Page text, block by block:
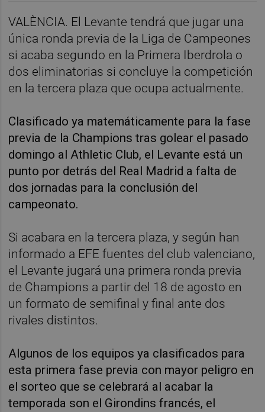
VALÈNCIA. El Levante tendrá que jugar una
única ronda previa de la Liga de Campeones
si acaba segundo en la Primera Iberdrola o
dos eliminatorias si concluye la competición
en la tercera plaza que ocupa actualmente.
Clasificado ya matemáticamente para la fase
previa de la Champions tras golear el pasado
domingo al Athletic Club, el Levante está un
punto por detrás del Real Madrid a falta de
dos jornadas para la conclusión del
campeonato.
Si acabara en la tercera plaza, y según han
informado a EFE fuentes del club valenciano,
el Levante jugará una primera ronda previa
de Champions a partir del 18 de agosto en
un formato de semifinal y final ante dos
rivales distintos.
Algunos de los equipos ya clasificados para
esta primera fase previa con mayor peligro en
el sorteo que se celebrará al acabar la
temporada son el Girondins francés, el